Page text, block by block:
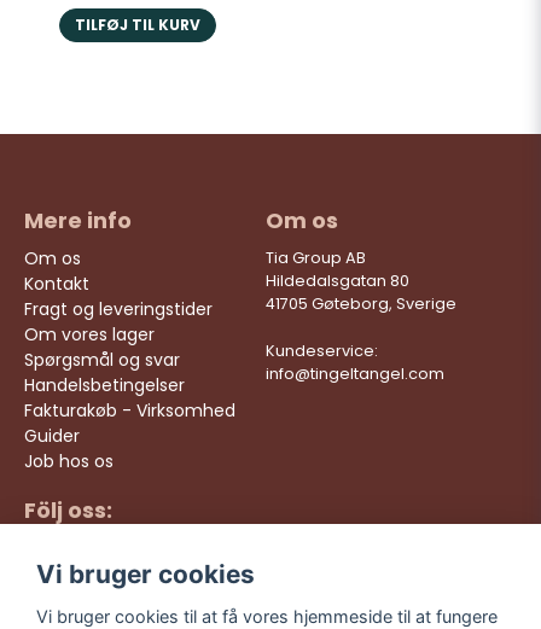
TILFØJ TIL KURV
Mere info
Om os
Kontakt
Fragt og leveringstider
Om vores lager
Spørgsmål og svar
Handelsbetingelser
Fakturakøb - Virksomhed
Guider
Job hos os
Om os
Tia Group AB
Hildedalsgatan 80
41705 Gøteborg, Sverige
Kundeservice:
info@tingeltangel.com
Följ oss:
Facebook
TikTok
kr
Vi bruger cookies
Vi bruger cookies til at få vores hjemmeside til at fungere